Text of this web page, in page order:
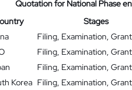
Quotation for National Phase
Stages
Filing, Examination,
Filing, Examination,
Filing, Examination,
Korea Filing, Examination,